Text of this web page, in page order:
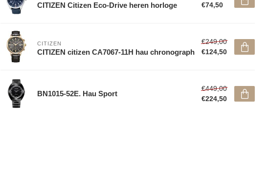
CITIZEN Citizen Eco-Drive heren horloge
€74,50
CITIZEN
CITIZEN citizen CA7067-11H hau chronograph
€249,00
€124,50
BN1015-52E. Hau Sport
€449,00
€224,50